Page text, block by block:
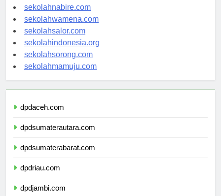
sekolahmanokwari.com
sekolahnabire.com
sekolahwamena.com
sekolahsalor.com
sekolahindonesia.org
sekolahsorong.com